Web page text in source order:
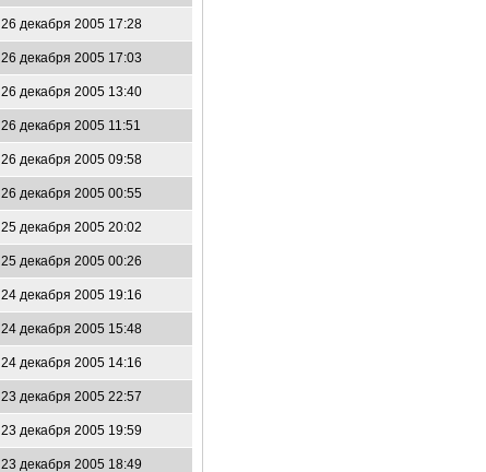
26 декабря 2005 17:28
26 декабря 2005 17:03
26 декабря 2005 13:40
26 декабря 2005 11:51
26 декабря 2005 09:58
26 декабря 2005 00:55
25 декабря 2005 20:02
25 декабря 2005 00:26
24 декабря 2005 19:16
24 декабря 2005 15:48
24 декабря 2005 14:16
23 декабря 2005 22:57
23 декабря 2005 19:59
23 декабря 2005 18:49